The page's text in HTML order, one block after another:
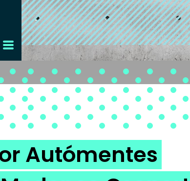
Autómentes